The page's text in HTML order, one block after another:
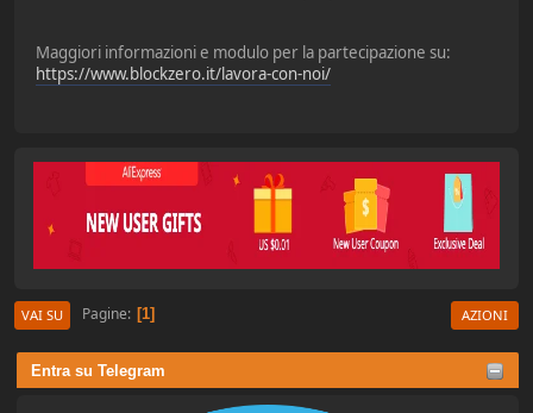
Entra su Telegram
Maggiori informazioni e modulo per la partecipazione su:
https://www.blockzero.it/lavora-con-noi/
VAI SU Pagine 1 AZIONI